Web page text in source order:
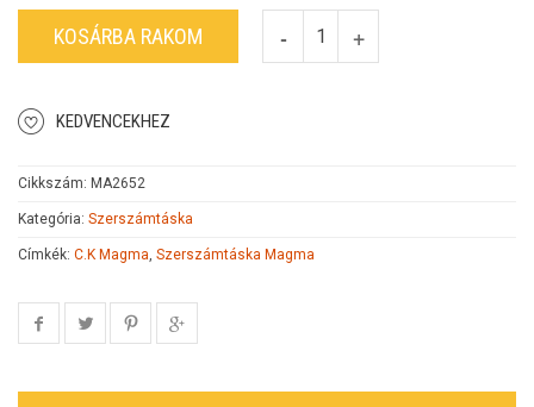
KOSÁRBA RAKOM
KEDVENCEKHEZ
Cikkszám: MA2652
Kategória: Szerszámtáska
Címkék: C.K Magma, Szerszámtáska Magma